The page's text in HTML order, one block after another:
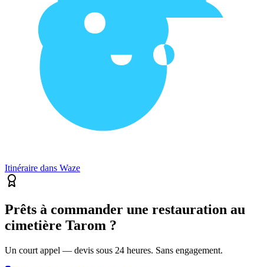
Itinéraire dans Waze
Prêts à commander une restauration au
cimetière Tarom ?
Un court appel — devis sous 24 heures. Sans engagement.